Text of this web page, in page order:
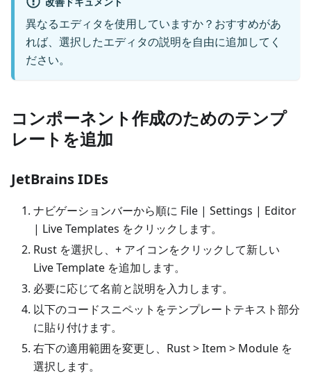
異なるエディタを使用していますか？おすすめがあ
れば、選択したエディタの説明を自由に追加してく
ださい。
コンポーネント作成のためのテンプ
レートを追加
JetBrains IDEs
ナビゲーションバーから順に File | Settings | Editor
| Live Templates をクリックします。
Rust を選択し、+ アイコンをクリックして新しい
Live Template を追加します。
必要に応じて名前と説明を入力します。
以下のコードスニペットをテンプレートテキスト部分
に貼り付けます。
右下の適用範囲を変更し、Rust > Item > Module を
選択します。